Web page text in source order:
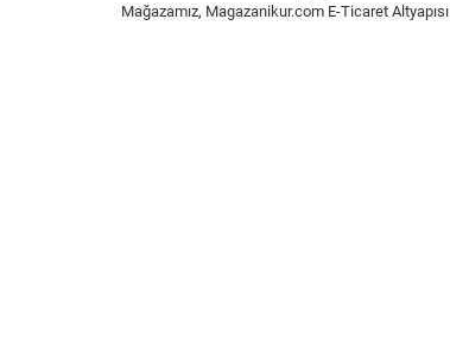
Mağazamız, Magazanikur.com E-Ticaret Altyapısı